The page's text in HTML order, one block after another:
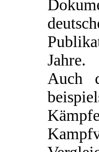
Jahre.
Auch